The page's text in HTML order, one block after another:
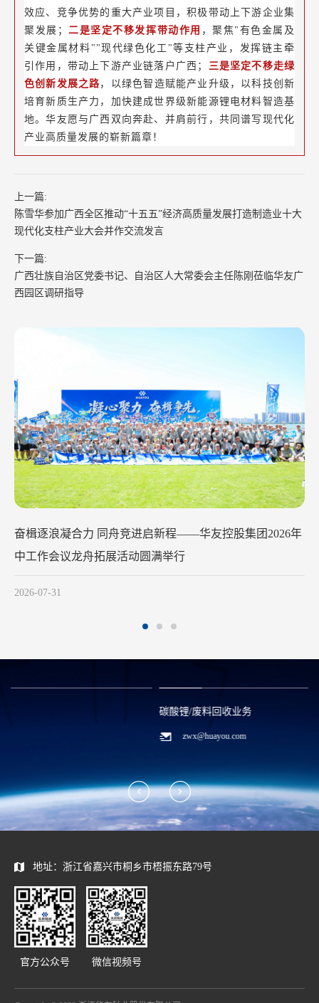
华友钴业2026年中工作会议在苏州召开
效应、竞争优势的重大产业项目，积极带动上下游企业集
聚发展； 二是坚定不移发挥带动作用 ，聚焦"有色金属及
关键金属材料""现代绿色化工"等支柱产业，发挥链主牵
引作用，带动上下游产业链落户广西；
三是坚定不移走绿
色创新发展之路 ，以绿色智造赋能产业升级，以科技创新
培育新质生产力，加快建成世界级新能源锂电材料智造基
地。华友愿与广西双向奔赴、并肩前行，共同谱写现代化
产业高质量发展的崭新篇章！
上一篇:
陈雪华参加广西全区推动“十五五”经济高质量发展打造制造业十大
现代化支柱产业大会并作交流发言
下一篇:
广西壮族自治区党委书记、自治区人大常委会主任陈刚莅临华友广
西园区调研指导
地址：浙江省嘉兴市桐乡市梧振东路79号
官方公众号 微信视频号